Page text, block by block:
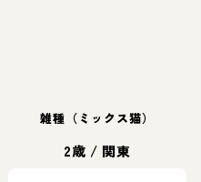
雑種（ミックス猫）
2歳 / 関東